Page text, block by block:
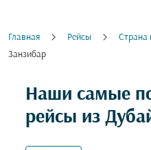
Главная Рейсы Cтрана
Занзибар
Наши самые
рейсы из